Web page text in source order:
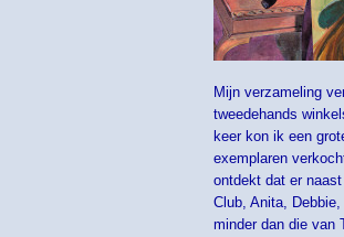
Mijn verzameling
tweedehands
keer kon ik een
exemplaren
ontdekt dat er
Club, Anita,
minder dan die van